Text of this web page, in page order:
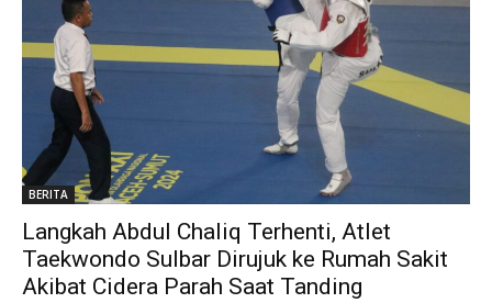
BERITA
Langkah Abdul Chaliq Terhenti, Atlet
Taekwondo Sulbar Dirujuk ke Rumah Sakit
Akibat Cidera Parah Saat Tanding